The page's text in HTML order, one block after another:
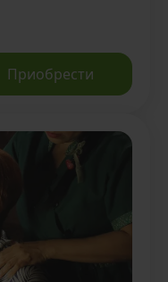
Мастером
Oil-
Приобрести